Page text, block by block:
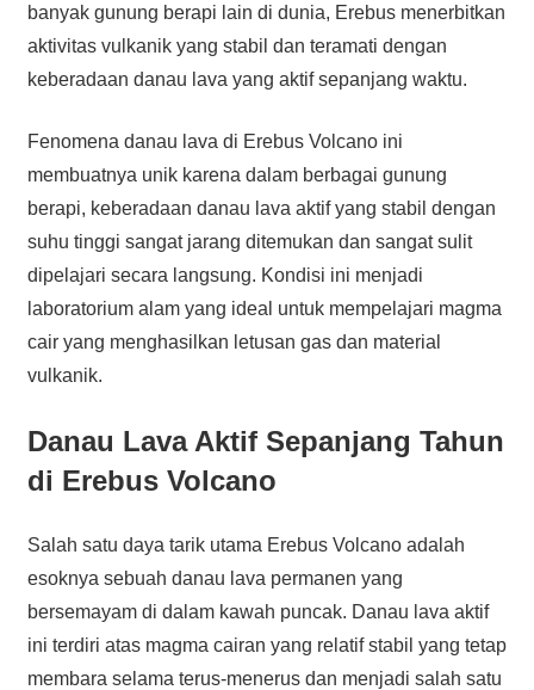
banyak gunung berapi lain di dunia, Erebus menerbitkan
aktivitas vulkanik yang stabil dan teramati dengan
keberadaan danau lava yang aktif sepanjang waktu.
Fenomena danau lava di Erebus Volcano ini
membuatnya unik karena dalam berbagai gunung
berapi, keberadaan danau lava aktif yang stabil dengan
suhu tinggi sangat jarang ditemukan dan sangat sulit
dipelajari secara langsung. Kondisi ini menjadi
laboratorium alam yang ideal untuk mempelajari magma
cair yang menghasilkan letusan gas dan material
vulkanik.
Danau Lava Aktif Sepanjang Tahun
di Erebus Volcano
Salah satu daya tarik utama Erebus Volcano adalah
esoknya sebuah danau lava permanen yang
bersemayam di dalam kawah puncak. Danau lava aktif
ini terdiri atas magma cairan yang relatif stabil yang tetap
membara selama terus-menerus dan menjadi salah satu